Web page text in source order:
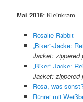
Mai 2016: Kleinkram
Rosalie Rabbit
„Biker“-Jacke:
Jacket: zippered
„Biker“-Jacke:
Jacket: zippered
Rosa, was sonst?
Rührei mit